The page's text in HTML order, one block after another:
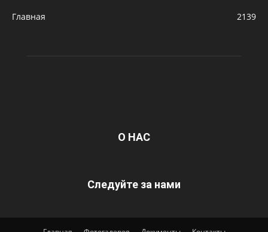
Главная 2139
О НАС
Следуйте за нами